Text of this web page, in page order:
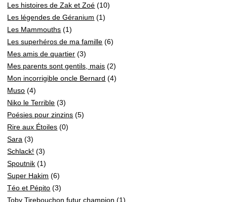
Les histoires de Zak et Zoé (10)
Les légendes de Géranium (1)
Les Mammouths (1)
Les superhéros de ma famille (6)
Mes amis de quartier (3)
Mes parents sont gentils, mais (2)
Mon incorrigible oncle Bernard (4)
Muso (4)
Niko le Terrible (3)
Poésies pour zinzins (5)
Rire aux Étoiles (0)
Sara (3)
Schlack! (3)
Spoutnik (1)
Super Hakim (6)
Téo et Pépito (3)
Toby Tirebouchon futur champion (1)